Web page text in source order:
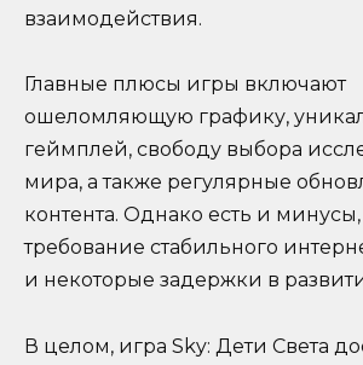
взаимодействия.
Главные плюсы игры включают
ошеломляющую графику,
геймплей, свободу выбора
мира, а также регулярные
контента. Однако есть и минусы,
требование стабильного
и некоторые задержки в
В целом, игра Sky: Дети Света